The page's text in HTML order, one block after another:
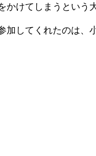
けてしまうという
加してくれたのは